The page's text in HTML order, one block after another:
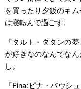
を買ったり夕飯のキ
は寝転んで過ごす。
『タルト・タタンの
が好きなのなんでな
し。
『Pina:ピナ・バウシ